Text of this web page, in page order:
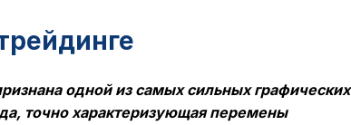
одной из самых сильных графических
точно характеризующая перемены